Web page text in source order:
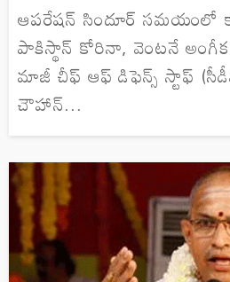
ఆపరేషన్ సిందూర్ సమయంలో
పాకిస్థాన్ కోరినా, వెంటనే
మాజీ చీఫ్ ఆఫ్ డిఫెన్స్ స్టాఫ్
చౌహాన్...